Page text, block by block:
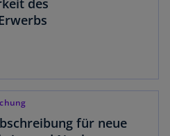
für neue